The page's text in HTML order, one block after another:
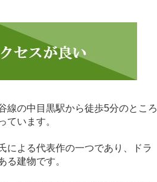
線の中目黒駅から徒歩5分のところ
ています。
による代表作の一つであり、ドラ
る建物です。